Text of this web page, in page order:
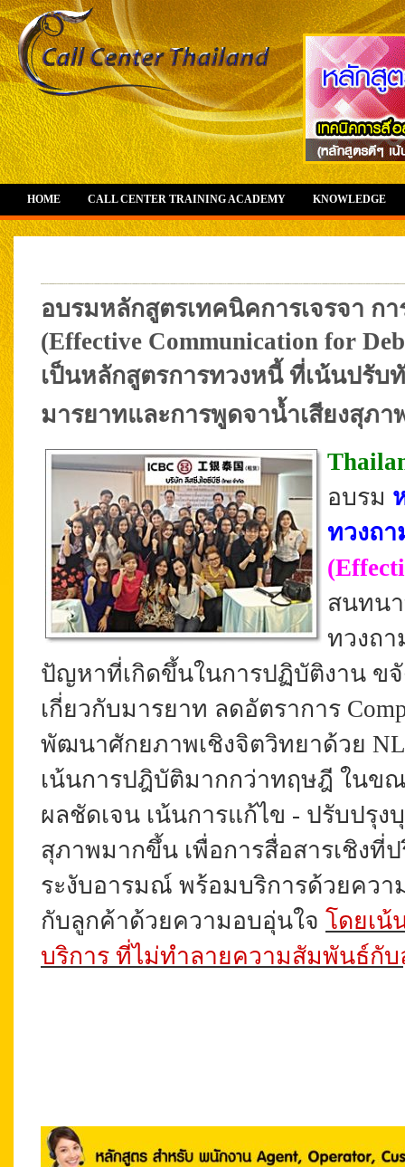
HOME CALL CENTER TRAINING ACADEMY KNOWLEDGE
อบรมหลักสูตรเทคนิคการเจรจา ก
(Effective Communication for
เป็นหลักสูตรการทวงหนี้ ที่เน้นปรั
มารยาทและการพูดจาน้ำเสียงสุภา
อบรม
ทวงถา
สนทน
ทวงถ
ปัญหาที่เกิดขึ้นในการปฏิบัติงาน ขจั
เกี่ยวกับมารยาท ลดอัตราการ
พัฒนาศักยภาพเชิงจิตวิทยาด้วย
เน้นการปฎิบัติมากกว่าทฤษฎี ในข
ผลชัดเจน เน้นการแก้ไข - ปรับปรุง
สุภาพมากขึ้น เพื่อการสื่อสารเชิงที่
ระงับอารมณ์ พร้อมบริการด้วยควา
กับลูกค้าด้วยความอบอุ่นใจ โดยเ
บริการ ที่ไม่ทำลายความสัมพันธ์กั